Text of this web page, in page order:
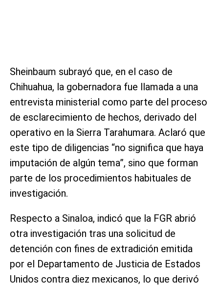
Sheinbaum subrayó que, en el caso de
Chihuahua, la gobernadora fue llamada a una
entrevista ministerial como parte del proceso
de esclarecimiento de hechos, derivado del
operativo en la Sierra Tarahumara. Aclaró que
este tipo de diligencias “no significa que haya
imputación de algún tema”, sino que forman
parte de los procedimientos habituales de
investigación.
Respecto a Sinaloa, indicó que la FGR abrió
otra investigación tras una solicitud de
detención con fines de extradición emitida
por el Departamento de Justicia de Estados
Unidos contra diez mexicanos, lo que derivó